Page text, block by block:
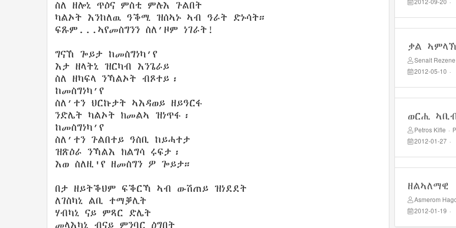
ስለ ዘሎኒ ጥዕና ምስቲ ምሉእ ጉልበት
ካልኦት እንከለዉ ዓቕሚ ዝሰኣኑ ኣብ ዓራት ድኑሳት።
ፍጹም...ኣየመስግንን ስለ’ዞም ነገራት!
ግናኸ ጐይታ ከመስግነካ’የ
እታ ዘላትኒ ዝርካብ እንጌራይ
ስለ ዘካፍላ ንኻልኦት ብጾተይ፡
ከመስግነካ’የ
ስለ’ተን ህርኩታት ኣእዳወይ ዘይዓርፋ
ንድሌት ካልኦት ክመልኣ ዝነጥፋ፡
ከመስግነካ’የ
ስለ’ተን ጉልበተይ ዓስቢ ከይሓተታ
ዝጽዕራ ንኻልእ ክልግሳ ሩፍታ፡
እወ ስለዚ'የ ዘመስግን ዎ ጐይታ።
በታ ዘይትቕህም ፍቕርኻ ኣብ ውሽጠይ ዝነደደት
ለገስካኒ ልቢ ተማቓሊት
ሃብካኒ ናይ ምጻር ድሌት
መላእካኒ ብናይ ምንባር ዕግበት
ቃል ኣምላኽ
Senait Rezene
2012-05-10 ·
ወርሒ
Petros Kifle ·
2012-01-27 ·
ዘልኣለማዊ
Asmerom
2012-01-19 ·